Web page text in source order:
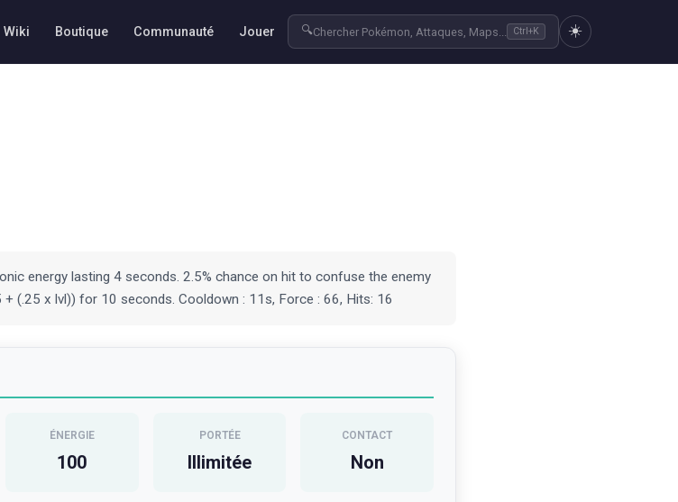
Wiki Boutique Communauté Jouer 🔍Chercher Pokémon, Attaques, Maps... Ctrl+K ☀️
energy lasting 4 seconds. 2.5% chance on hit to confuse the enemy
(.25 x lvl)) for 10 seconds. Cooldown : 11s, Force : 66, Hits: 16
ÉNERGIE
100
PORTÉE
Illimitée
CONTACT
Non